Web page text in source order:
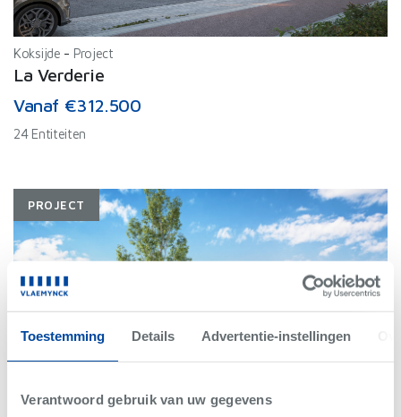
Toestemming Details Advertentie-instellingen
Verantwoord gebruik van uw gegevens
Koksijde - Project
La Verderie
Vanaf €312.500
24 Entiteiten
PROJECT